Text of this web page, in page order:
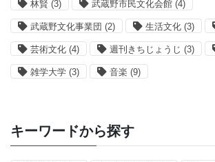
林賢 (3) 武蔵野市民文化会館 (4)
武蔵野文化事業団 (2) 生活文化 (3)
芸術文化 (4) 週刊きちじょうじ (3)
雑学大学 (3) 音楽 (9)
キーワードから探す